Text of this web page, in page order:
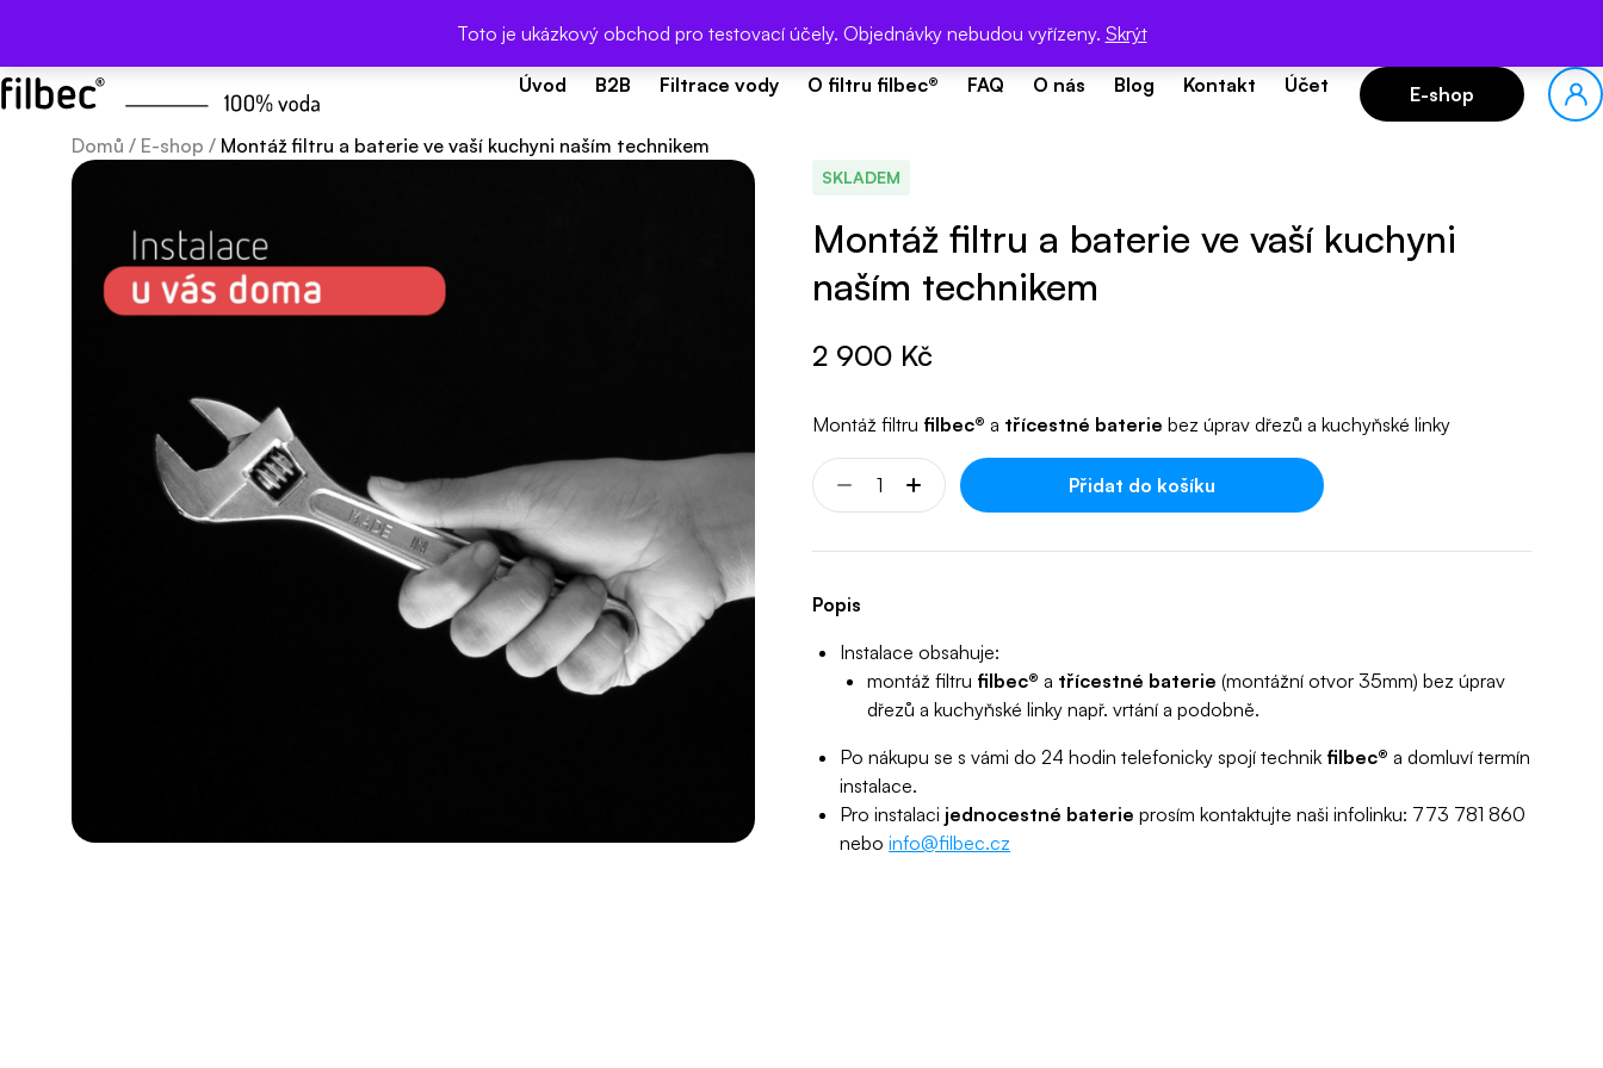
Toto je ukázkový obchod pro testovací účely. Objednávky nebudou vyřízeny. Skrýt
SLEVA 10 % s kódem DZ26- Den Země. Méně plastového odpadu s filtrem filbec.
Úvod B2B Filtrace vody O filtru filbec® FAQ O nás Blog Kontakt Účet E-shop
Domů / E-shop / Montáž filtru a baterie ve vaší kuchyni naším technikem
SKLADEM
Montáž filtru a baterie ve vaší kuchyni
naším technikem
2 900 Kč
Montáž filtru filbec® a třícestné baterie bez úprav dřezů a kuchyňské linky
Montáž
baterie
Přidat do košíku
Popis
Instalace obsahuje:
montáž filtru filbec® a třícestné baterie (montážní otvor 35mm) bez úprav
dřezů a kuchyňské linky např. vrtání a podobně.
Po nákupu se s vámi do 24 hodin telefonicky spojí technik filbec® a domluví termín
instalace.
Pro instalaci jednocestné baterie prosím kontaktujte naši infolinku: 773 781 860
neboinfo@filbec.cz